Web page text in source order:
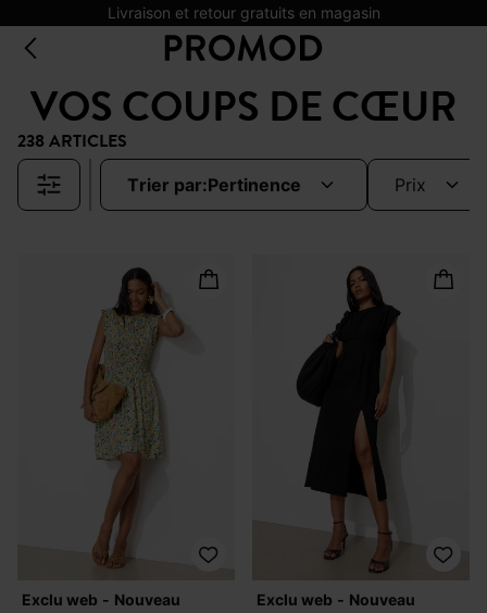
Livraison et retour gratuits en magasin
VOS COUPS DE CŒUR
238 ARTICLES
trier par: pertinence prix
exclu web
nouveau
exclu web
nouveau